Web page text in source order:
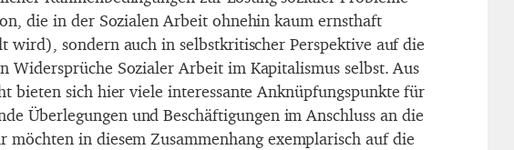
die in der Sozialen Arbeit ohnehin kaum ernsthaft
wird), sondern auch in selbstkritischer Perspektive auf die
Widersprüche Sozialer Arbeit im Kapitalismus selbst. Aus
bieten sich hier viele interessante Anknüpfungspunkte für
Überlegungen und Beschäftigungen im Anschluss an die
möchten in diesem Zusammenhang exemplarisch auf die